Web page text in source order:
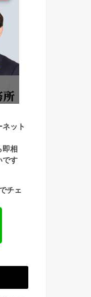
ット
即相
です
チェ